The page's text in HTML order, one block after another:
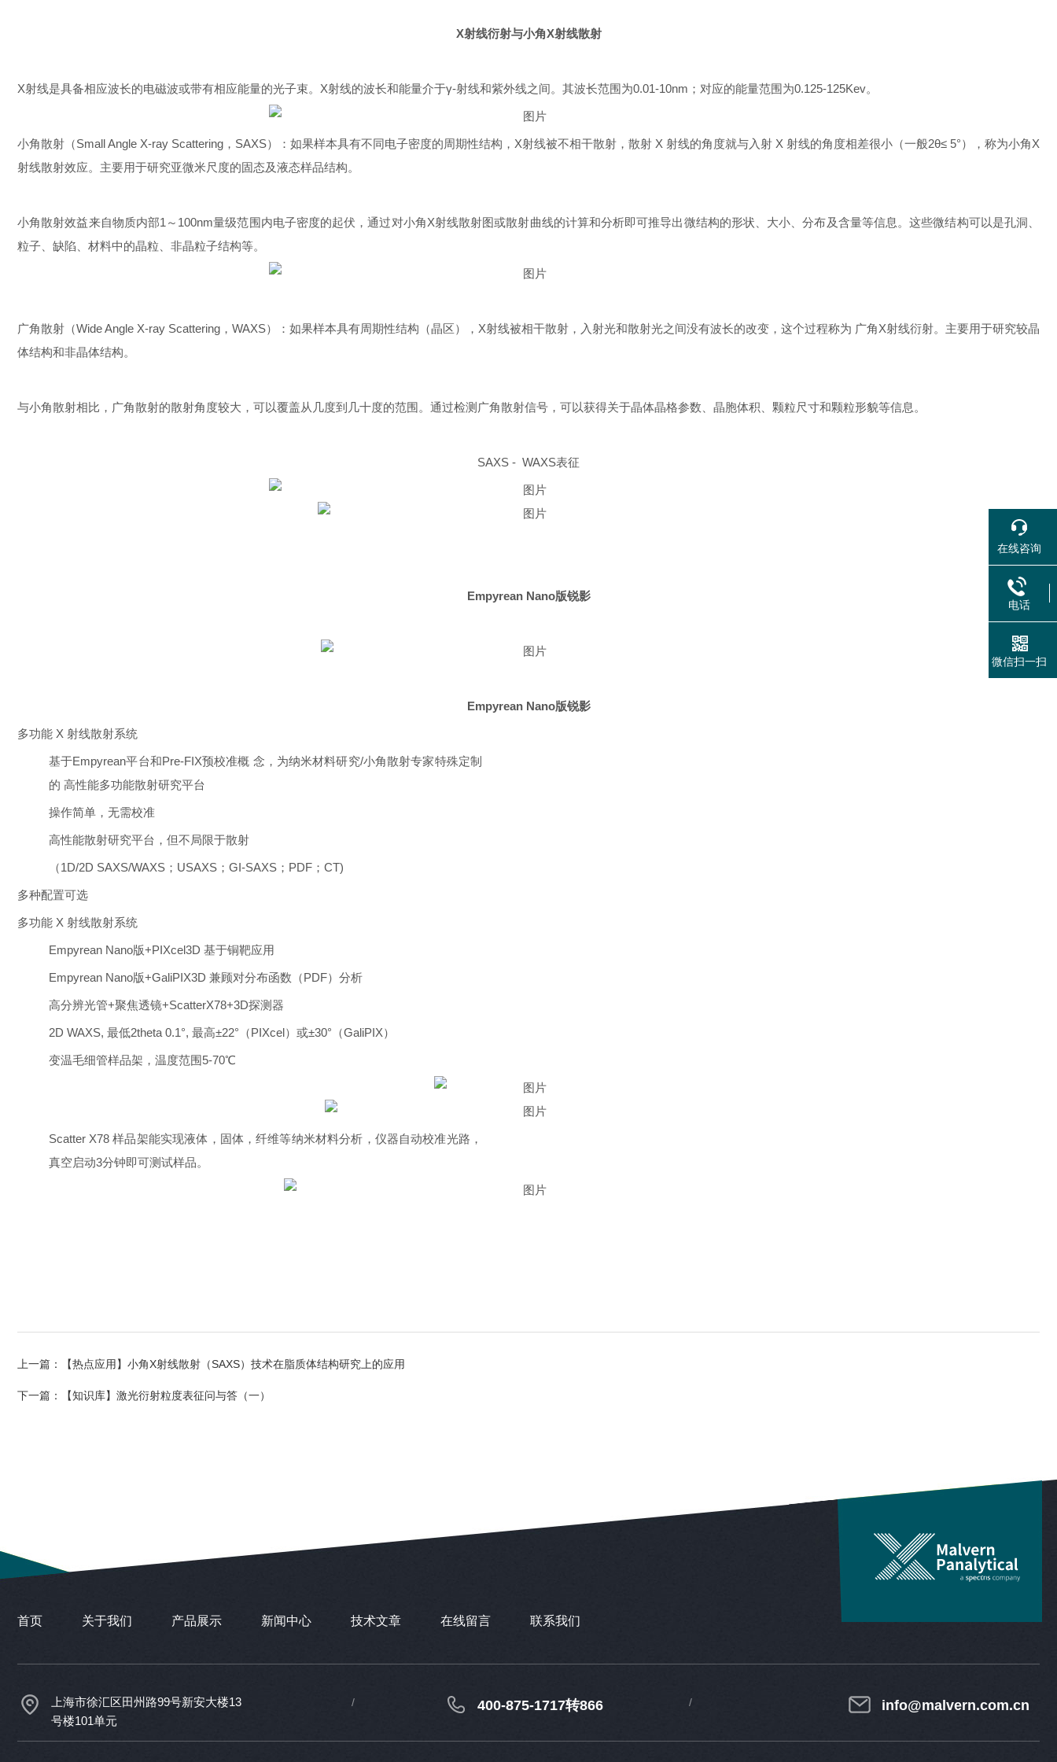
X射线衍射与小角X射线散射
X射线是具备相应波长的电磁波或带有相应能量的光子束。X射线的波长和能量介于γ-射线和紫外线之间。其波长范围为0.01-10nm；对应的能量范围为0.125-125Kev。
小角散射（Small Angle X-ray Scattering，SAXS）：如果样本具有不同电子密度的周期性结构，X射线被不相干散射，散射 X 射线的角度就与入射 X 射线的角度相差很小（一般2θ≤ 5°），称为小角X
射线散射效应。主要用于研究亚微米尺度的固态及液态样品结构。
小角散射效益来自物质内部1～100nm量级范围内电子密度的起伏，通过对小角X射线散射图或散射曲线的计算和分析即可推导出微结构的形状、大小、分布及含量等信息。这些微结构可以是孔洞、
粒子、缺陷、材料中的晶粒、非晶粒子结构等。
广角散射（Wide Angle X-ray Scattering，WAXS）：如果样本具有周期性结构（晶区），X射线被相干散射，入射光和散射光之间没有波长的改变，这个过程称为 广角X射线衍射。主要用于研究较晶
体结构和非晶体结构。
与小角散射相比，广角散射的散射角度较大，可以覆盖从几度到几十度的范围。通过检测广角散射信号，可以获得关于晶体晶格参数、晶胞体积、颗粒尺寸和颗粒形貌等信息。
SAXS - WAXS表征
Empyrean Nano版锐影
Empyrean Nano版锐影
多功能 X 射线散射系统
基于Empyrean平台和Pre-FIX预校准概 念，为纳米材料研究/小角散射专家特殊定制
的 高性能多功能散射研究平台
操作简单，无需校准
高性能散射研究平台，但不局限于散射
（1D/2D SAXS/WAXS；USAXS；GI-SAXS；PDF；CT)
多种配置可选
多功能 X 射线散射系统
Empyrean Nano版+PIXcel3D 基于铜靶应用
Empyrean Nano版+GaliPIX3D 兼顾对分布函数（PDF）分析
高分辨光管+聚焦透镜+ScatterX78+3D探测器
2D WAXS, 最低2theta 0.1°, 最高±22°（PIXcel）或±30°（GaliPIX）
变温毛细管样品架，温度范围5-70℃
Scatter X78 样品架能实现液体，固体，纤维等纳米材料分析，仪器自动校准光路，
真空启动3分钟即可测试样品。
上一篇： 【热点应用】小角X射线散射（SAXS）技术在脂质体结构研究上的应用
下一篇： 【知识库】激光衍射粒度表征问与答（一）
首页 关于我们 产品展示 新闻中心 技术文章 在线留言 联系我们
上海市徐汇区田州路99号新安大楼13
号楼101单元
400-875-1717转866 info@malvern.com.cn
在线咨询
电话
微信扫一扫